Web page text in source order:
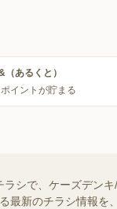
あるくと）
イントが貯まる
シで、ケーズデン
新のチラシ情報を